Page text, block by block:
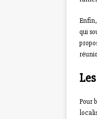
qui
Pour